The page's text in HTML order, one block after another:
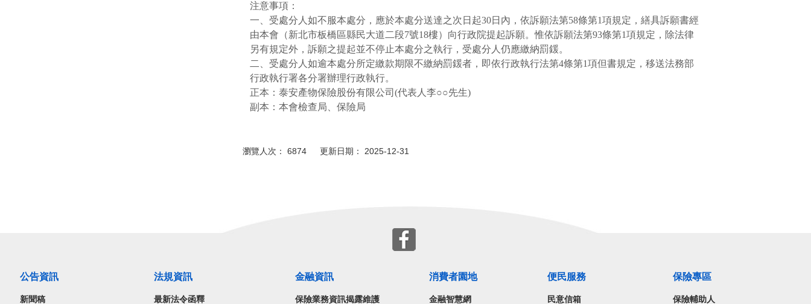
注意事項：
一、受處分人如不服本處分，應於本處分送達之次日起30日內，依訴願法第58條第1項規定，繕具訴願書經
由本會（新北市板橋區縣民大道二段7號18樓）向行政院提起訴願。惟依訴願法第93條第1項規定，除法律
另有規定外，訴願之提起並不停止本處分之執行，受處分人仍應繳納罰鍰。
二、受處分人如逾本處分所定繳款期限不繳納罰鍰者，即依行政執行法第4條第1項但書規定，移送法務部
行政執行署各分署辦理行政執行。
正本：泰安產物保險股份有限公司 (代表人李○○先生)
副本：本會檢查局、保險局
瀏覽人次： 6874 更新日期： 2025-12-31
公告資訊
新聞稿
法規資訊
最新法令函釋
金融資訊
保險業務資訊揭露維護
消費者園地
金融智慧網
便民服務
民意信箱
保險專區
保險輔助人